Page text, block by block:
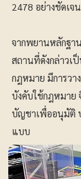
2478 อย่างชัดเจน
จากพยานหลักฐา
สถานที่ดังกล่าวเ
กฎหมาย มีการวา
บังคับใช้กฎหมาย
บัญชาเพื่ออนุมัติ
แบบ